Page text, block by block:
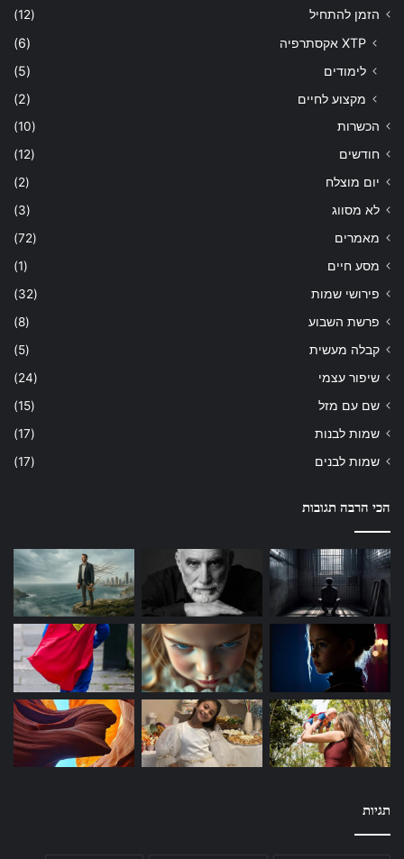
הזמן להתחיל
(12)
XTP אקסתרפיה
(6)
לימודים
(5)
מקצוע לחיים
(2)
הכשרות
(10)
חודשים
(12)
יום מוצלח
(2)
לא מסווג
(3)
מאמרים
(72)
מסע חיים
(1)
פירושי שמות
(32)
פרשת השבוע
(8)
קבלה מעשית
(5)
שיפור עצמי
(24)
שם עם מזל
(15)
שמות לבנות
(17)
שמות לבנים
(17)
הכי הרבה תגובות
תגיות